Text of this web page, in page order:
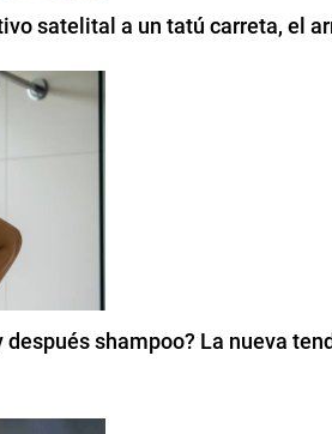
satelital a un tatú carreta, el
shampoo? La nueva